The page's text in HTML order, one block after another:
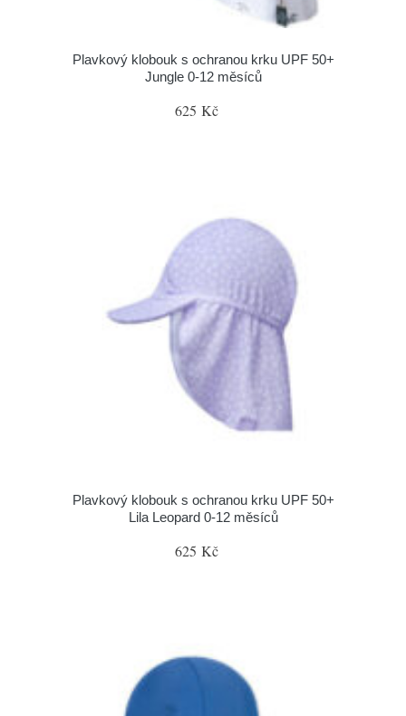
Plavkový klobouk s ochranou krku UPF 50+
Jungle 0-12 měsíců
625 Kč
Plavkový klobouk s ochranou krku UPF 50+
Lila Leopard 0-12 měsíců
625 Kč